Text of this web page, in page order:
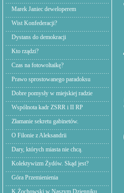
Marek Janiec deweloperem
Wist Konfederacji?
Dystans do demokracji
Kto rządzi?
Czas na fotowoltaikę?
Prawo sprostowanego paradoksu
Dobre pomysły w miejskiej radzie
Wspólnota kadr ZSRR i II RP
Złamanie sekretu gabinetów.
O Filonie z Aleksandrii
Dary, których miasta nie chcą.
Kolektywizm Żydów. Skąd jest?
Góra Przemienienia
K.Żochowski w Naszym Dzienniku